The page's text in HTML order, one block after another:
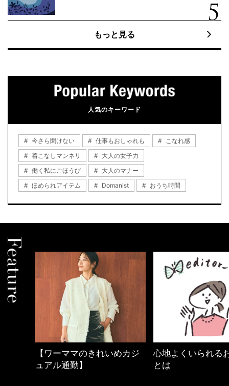
もっと見る
人気のキーワード
今さら聞けない 仕事もおしゃれも
こなれ感
着こなしマンネリ
大人の女子力
働く私にごほうび
大人のマナー
ほめられアイテム
Domanist おうち時間
心地よくいられるおしゃれ
とは
働く女性のバッグ